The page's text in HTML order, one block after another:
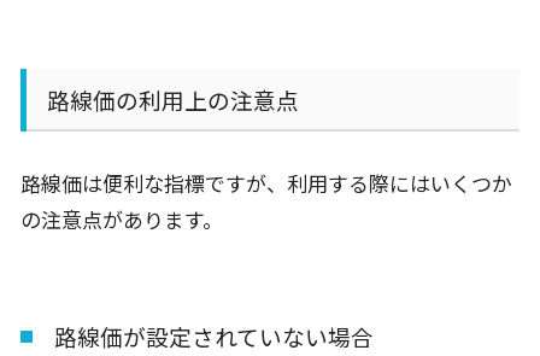
路線価の利用上の注意点
路線価は便利な指標ですが、利用する際にはいくつか
の注意点があります。
路線価が設定されていない場合